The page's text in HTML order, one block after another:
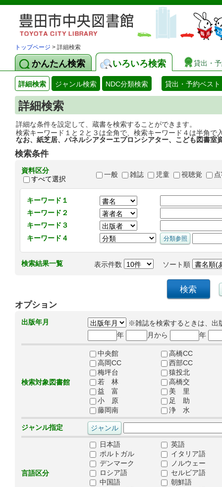
トップページ > 詳細検索
かんたん検索 いろいろ検索 貸出・
詳細検索 ジャンル検索 NDC分類検索 貸出・予約ベスト
詳細検索
詳細な条件を設定して、蔵書を検索することができます。
検索キーワード１と２と３は全角で、検索キーワード４は半角で
なお、紙芝居、パネルシアターエプロンシアター、こども図書室
検索条件
資料区分
すべて選択
一般 雑誌 児童 視聴覚
キーワード１
キーワード２
キーワード３
キーワード４
検索結果一覧 表示件数 ソート順
オプション
出版年月
※雑誌を検索するときは、出
年
月から 年
検索対象図書館
中央館
高橋CC
高岡CC
西部CC
梅坪台
猿投北
若 林
高橋交
益 富
美 里
小 原
足 助
藤岡南
浄 水
ジャンル指定
言語区分
日本語
英語
ポルトガル
イタリア語
デンマーク
ノルウェー
ロシア語
セルビア語
中国語
朝鮮語